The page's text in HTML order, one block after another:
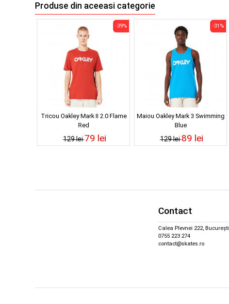
Produse din aceeasi categorie
Tricou Oakley Mark II 2.0 Flame
Red
129 lei
-39%
79 lei
Maiou Oakley Mark 3 Swimming
Blue
129 lei
-31%
89 lei
Contact
Calea Plevnei 222, București
0755 223 274
contact@skates.ro